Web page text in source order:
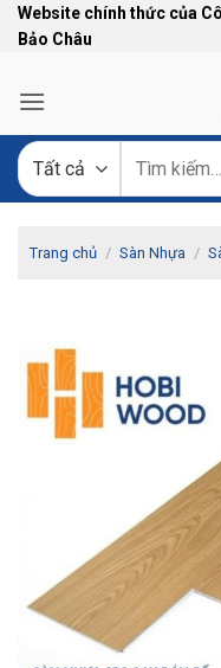
Bỏ
qua
dung
Website chính thức của
Bảo Châu
kiếm:
Trang chủ / Sàn Nhựa /